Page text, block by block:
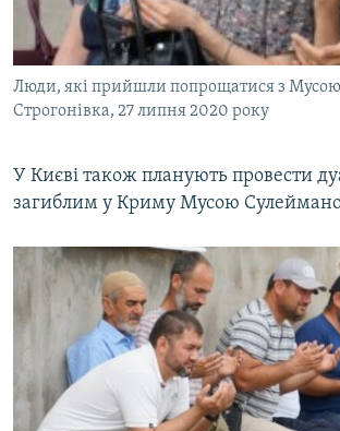
Люди, які прийшли попрощатися з
Строгонівка, 27 липня 2020 року
У Києві також планують провести
загиблим у Криму Мусою